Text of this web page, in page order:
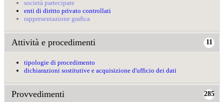
società partecipate
enti di diritto privato controllati
rappresentazione grafica
11
Attività e procedimenti
tipologie di procedimento
dichiarazioni sostitutive e acquisizione d'ufficio dei dati
285
Provvedimenti